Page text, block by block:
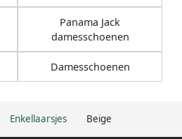
Enkellaarsjes Beige
Panama Jack
damesschoenen
Damesschoenen